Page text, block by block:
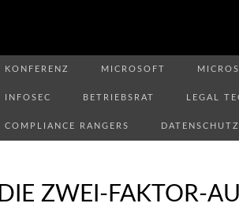
KONFERENZ MICROSOFT
INFOSEC BETRIEBSRAT LEGAL
COMPLIANCE RANGERS DATENSCHUTZ
DIE ZWEI-FAKTOR-